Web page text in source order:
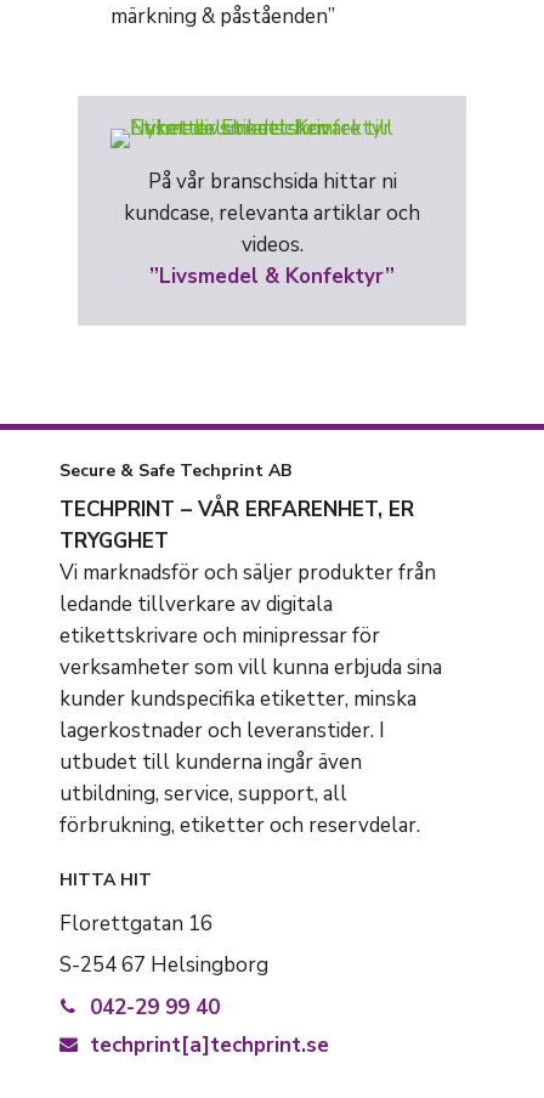
märkning & påståenden”
På vår branschsida hittar ni
kundcase, relevanta artiklar och
videos.
”Livsmedel & Konfektyr”
Secure & Safe Techprint AB
TECHPRINT – VÅR ERFARENHET, ER
TRYGGHET
Vi marknadsför och säljer produkter från
ledande tillverkare av digitala
etikettskrivare och minipressar för
verksamheter som vill kunna erbjuda sina
kunder kundspecifika etiketter, minska
lagerkostnader och leveranstider. I
utbudet till kunderna ingår även
utbildning, service, support, all
förbrukning, etiketter och reservdelar.
HITTA HIT
Florettgatan 16
S-254 67 Helsingborg
042-29 99 40
techprint[a]techprint.se